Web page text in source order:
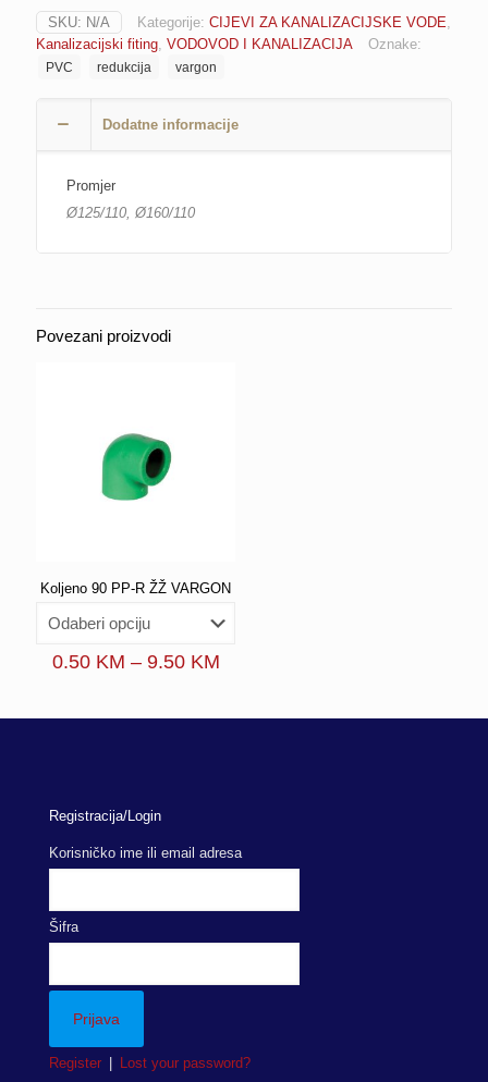
KGR
VARGON
količina
SKU: N/A Kategorije: CIJEVI ZA KANALIZACIJSKE VODE,
Kanalizacijski fiting, VODOVOD I KANALIZACIJA Oznake:
PVC redukcija vargon
Dodatne informacije
Promjer
Ø125/110, Ø160/110
Povezani proizvodi
Koljeno 90 PP-R ŽŽ VARGON
0.50 KM – 9.50 KMPrice
through
Registracija/Login
Korisničko ime ili email adresa
Šifra
Register Lost your password?